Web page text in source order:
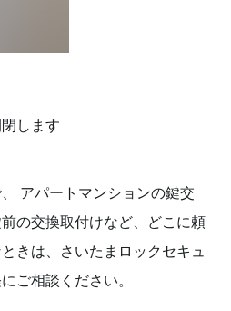
します
アパートマンションの鍵交
の交換取付けなど、どこに頼
きは、さいたまロックセキュ
ご相談ください。